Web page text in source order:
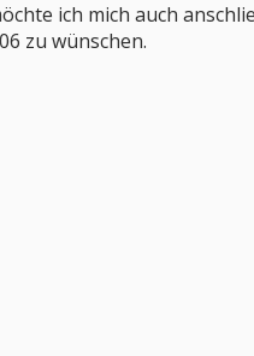
ich mich auch
zu wünschen.